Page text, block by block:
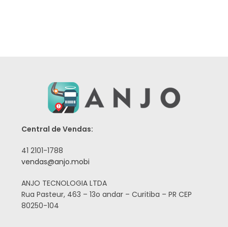
Central de Vendas:
41 2101-1788
vendas@anjo.mobi
ANJO TECNOLOGIA LTDA
Rua Pasteur, 463 – 13o andar – Curitiba – PR CEP
80250-104